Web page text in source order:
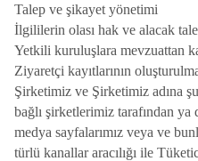
Talep ve şikayet yönetimi
İlgililerin olası hak ve alacak
Yetkili kuruluşlara mevzuattan
Ziyaretçi kayıtlarının
Şirketimiz ve Şirketimiz adına
bağlı şirketlerimiz tarafından
medya sayfalarımız veya ve
türlü kanallar aracılığı ile